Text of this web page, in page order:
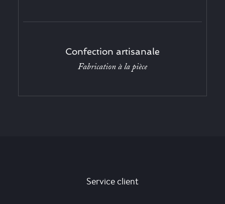
Confection artisanale
Fabrication à la pièce
Service client